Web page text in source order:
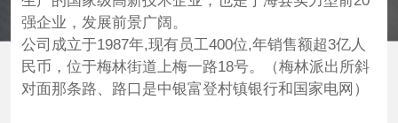
强企业，发展前景广阔。
公司成立于1987年,现有员工400位,年销售额超3亿人
民币，位于梅林街道上梅一路18号。（梅林派出所斜
对面那条路、路口是中银富登村镇银行和国家电网）